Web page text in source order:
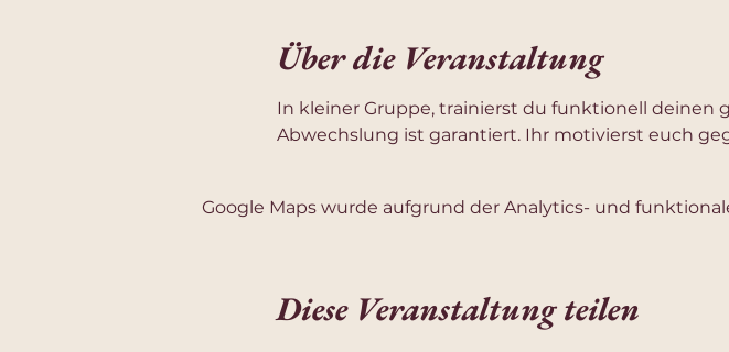
Über die Veranstaltung
In kleiner Gruppe, trainierst du funktionell deinen
Abwechslung ist garantiert. Ihr motivierst euch
Google Maps wurde aufgrund der Analytics- und
Diese Veranstaltung teilen